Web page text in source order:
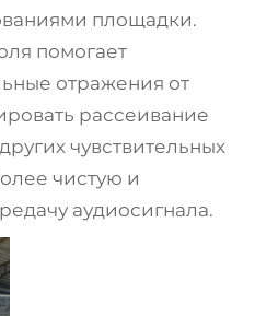
площадки.
помогает
отражения от
рассеивание
чувствительных
чистую и
аудиосигнала.